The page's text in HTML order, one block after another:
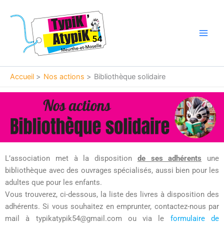
contenu
Accueil Nos actions Bibliothèque solidaire
L’association met à la disposition de ses adhérents une
bibliothèque avec des ouvrages spécialisés, aussi bien pour les
adultes que pour les enfants.
Vous trouverez, ci-dessous, la liste des livres à disposition des
adhérents. Si vous souhaitez en emprunter, contactez-nous par
mail à typikatypik54@gmail.com ou via le formulaire de